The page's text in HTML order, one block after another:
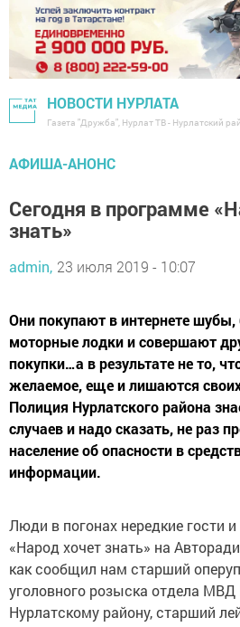
НОВОСТИ НУРЛАТА
Газета "Дружба", Нурлат ТВ - Нурлатский
АФИША-АНОНС
Сегодня в программе
знать»
admin, 23 июля 2019 - 10:07
Они покупают в интернете
моторные лодки и совершают
покупки…а в результате не то,
желаемое, еще и лишаются
Полиция Нурлатского района
случаев и надо сказать, не раз
население об опасности в
информации.
Люди в погонах нередкие гости
«Народ хочет знать» на
как сообщил нам старший
уголовного розыска отдела МВД
Нурлатскому району, старший